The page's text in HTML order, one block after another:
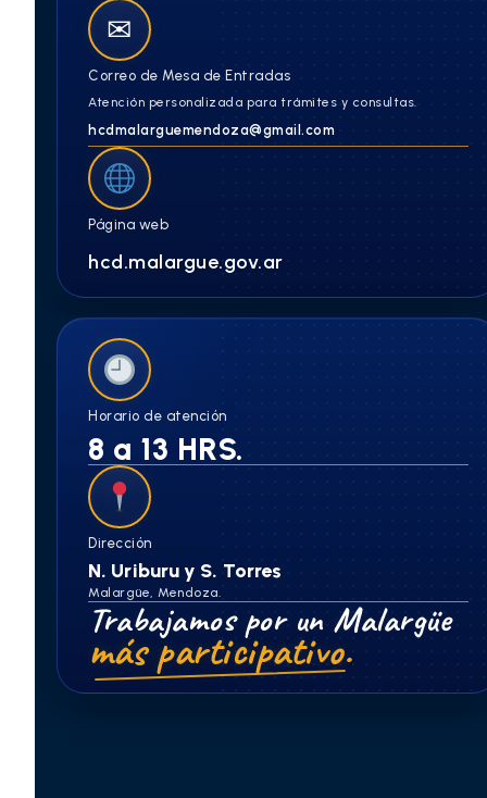
✉
Correo de Mesa de Entradas
Atención personalizada para trámites y consultas.
hcdmalarguemendoza@gmail.com
Página web
hcd.malargue.gov.ar
Horario de atención
8 a 13 HRS.
Dirección
N. Uriburu y S. Torres
Malargüe, Mendoza.
Trabajamos por un Malargüe
más participativo.